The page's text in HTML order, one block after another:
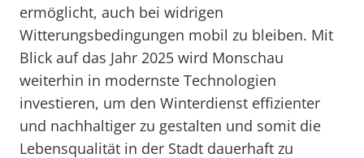
ermöglicht, auch bei widrigen
Witterungsbedingungen mobil zu bleiben. Mit
Blick auf das Jahr 2025 wird Monschau
weiterhin in modernste Technologien
investieren, um den Winterdienst effizienter
und nachhaltiger zu gestalten und somit die
Lebensqualität in der Stadt dauerhaft zu